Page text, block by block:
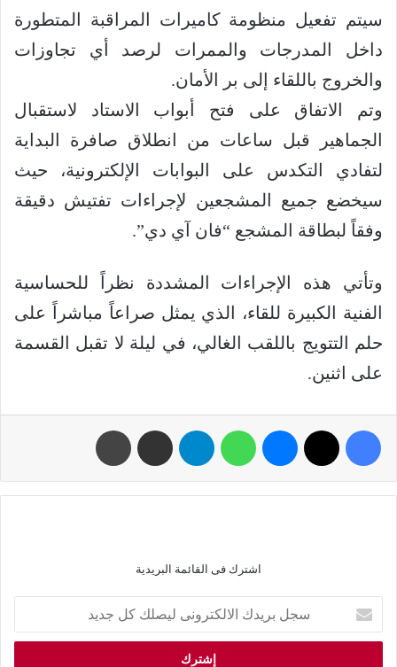
سيتم تفعيل منظومة كاميرات المراقبة المتطورة
داخل المدرجات والممرات لرصد أي تجاوزات
والخروج باللقاء إلى بر الأمان.
وتم الاتفاق على فتح أبواب الاستاد لاستقبال
الجماهير قبل ساعات من انطلاق صافرة البداية
لتفادي التكدس على البوابات الإلكترونية، حيث
سيخضع جميع المشجعين لإجراءات تفتيش دقيقة
وفقاً لبطاقة المشجع “فان آي دي”.
وتأتي هذه الإجراءات المشددة نظراً للحساسية
الفنية الكبيرة للقاء، الذي يمثل صراعاً مباشراً على
حلم التتويج باللقب الغالي، في ليلة لا تقبل القسمة
على اثنين.
اشترك فى القائمة البريدية